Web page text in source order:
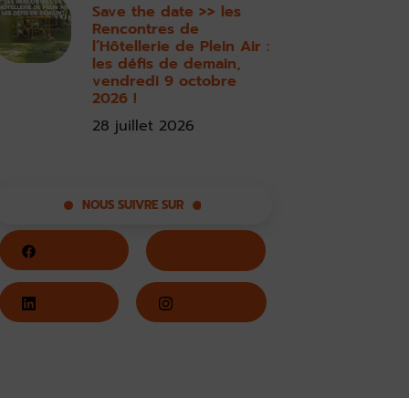
Save the date >> les
Rencontres de
l’Hôtellerie de Plein Air :
les défis de demain,
vendredi 9 octobre
2026 !
28 juillet 2026
NOUS SUIVRE SUR
LinkedIn Instagram